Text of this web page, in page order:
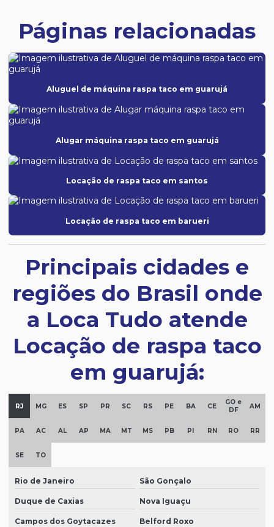
Páginas relacionadas
Aluguel de máquina raspa taco em guarujá
Alugar máquina raspa taco em guarujá
Locação de raspa taco em santos
Locação de raspa taco em barueri
Principais cidades e
regiões do Brasil onde
a Loca Tudo atende
Locação de raspa taco
em guarujá:
RJ MG ES SP PR SC RS PE BA CE
GO e
DF
AM
PA AC AL AP MA MT MS PB PI RN RO RR
SE TO
Rio de Janeiro São Gonçalo
Duque de Caxias Nova Iguaçu
Campos dos Goytacazes Belford Roxo